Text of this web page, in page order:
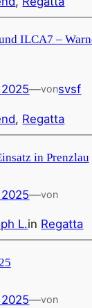
ILCA7 –
—vonsvsf
, Regatta
in Prenzlau
—von
L.in Regatta
—von